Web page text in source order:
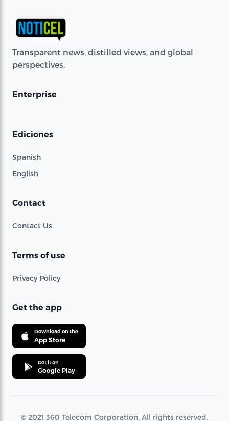
Transparent news, distilled views, and global
perspectives.
Enterprise
Ediciones
Spanish
English
Contact
Contact Us
Terms of use
Privacy Policy
Get the app
Download on the
App Store
Get it on
Google Play
© 2021 360 Telecom Corporation. All rights reserved.